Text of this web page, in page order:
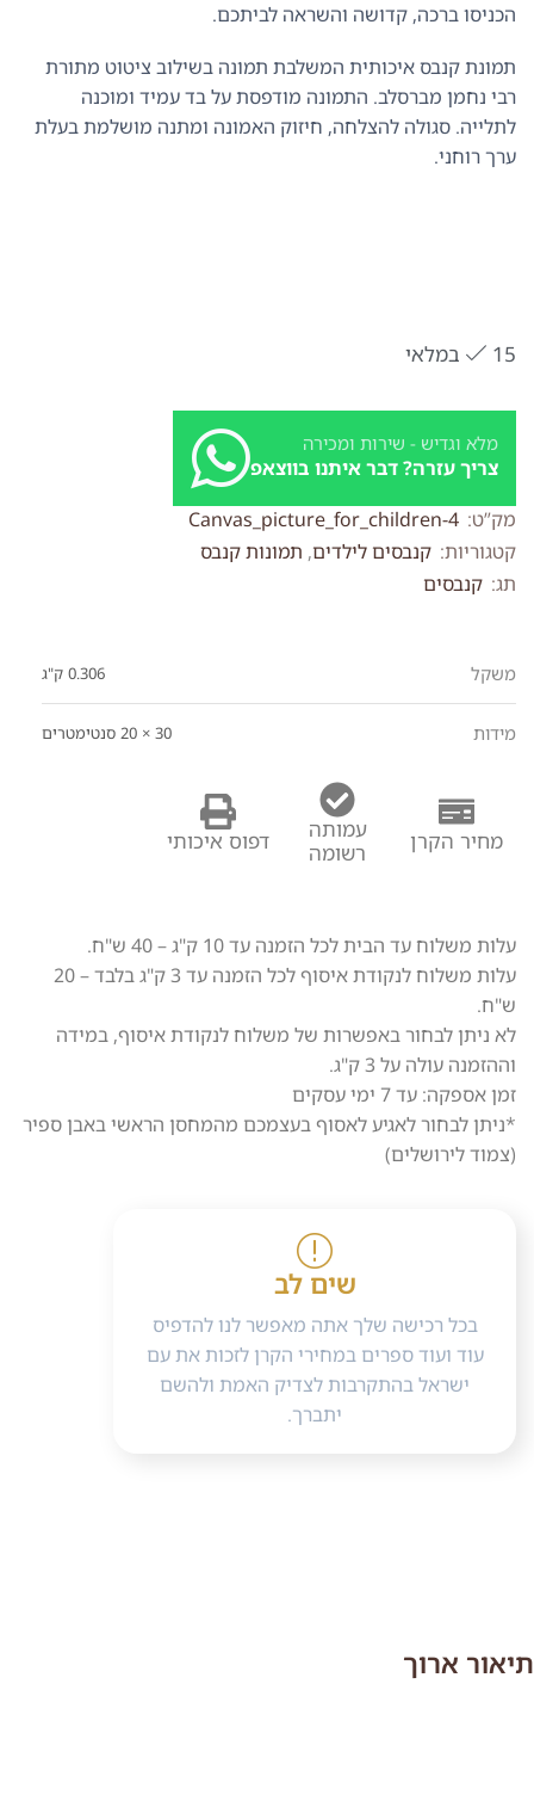
הכניסו ברכה, קדושה והשראה לביתכם.
ערך רוחני.
15 במלאי
מלא וגדיש - שירות ומכירה
צריך עזרה? דבר איתנו בווצאפ
מק”ט: Canvas_picture_for_children-4
קטגוריות: קנבסים לילדים, תמונות קנבס
תג: קנבסים
משקל 0.306 ק"ג
מידות 30 × 20 סנטימטרים
מחיר הקרן
עמותה
רשומה
דפוס איכותי
עלות משלוח עד הבית לכל הזמנה עד 10 ק"ג – 40 ש"ח.
עלות משלוח לנקודת איסוף לכל הזמנה עד 3 ק"ג בלבד – 20
ש"ח.
לא ניתן לבחור באפשרות של משלוח לנקודת איסוף, במידה
וההזמנה עולה על 3 ק"ג.
זמן אספקה: עד 7 ימי עסקים
*ניתן לבחור לאגיע לאסוף בעצמכם מהמחסן הראשי באבן ספיר
(צמוד לירושלים)
שים לב
בכל רכישה שלך אתה מאפשר לנו להדפיס
עוד ועוד ספרים במחירי הקרן לזכות את עם
ישראל בהתקרבות לצדיק האמת ולהשם
יתברך.
תיאור ארוך